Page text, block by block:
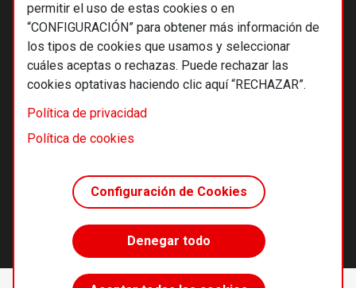
permitir el uso de estas cookies o en
“CONFIGURACIÓN” para obtener más información de
los tipos de cookies que usamos y seleccionar
cuáles aceptas o rechazas. Puede rechazar las
cookies optativas haciendo clic aquí “RECHAZAR”.
Política de privacidad
Política de cookies
Configuración de Cookies
Denegar todo
© 2026 Alternativas económicas SCCL
Footer
Términos y condiciones de uso
Política de cookies
Principios editoriales
Transparencia cooperativa